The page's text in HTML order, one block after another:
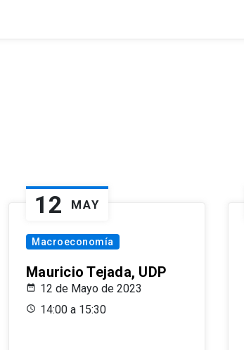
12 MAY
Macroeconomía
Mauricio Tejada, UDP
12 de Mayo de 2023
14:00 a 15:30